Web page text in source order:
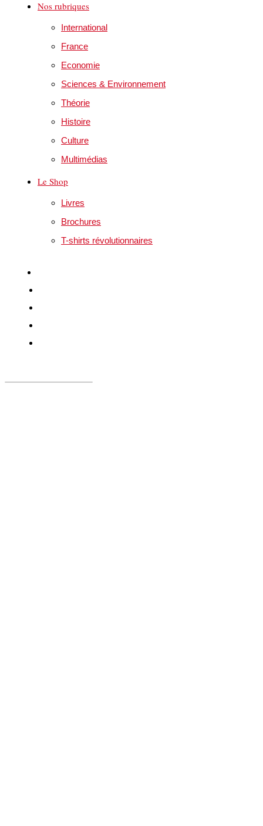
Nos rubriques
International
France
Economie
Sciences & Environnement
Théorie
Histoire
Culture
Multimédias
Le Shop
Livres
Brochures
T-shirts révolutionnaires